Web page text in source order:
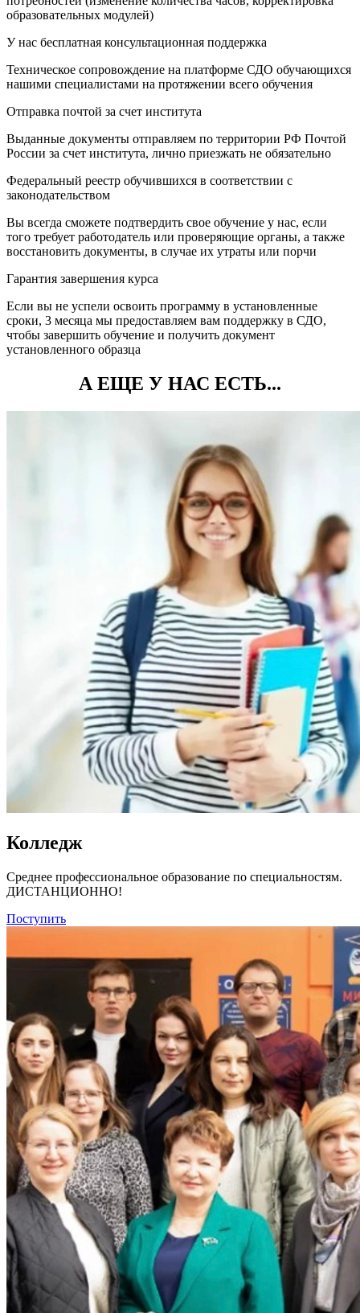
образовательных модулей)
У нас бесплатная консультационная поддержка
Техническое сопровождение на платформе СДО обучающихся
нашими специалистами на протяжении всего обучения
Отправка почтой за счет института
Выданные документы отправляем по территории РФ Почтой
России за счет института, лично приезжать не обязательно
Федеральный реестр обучившихся в соответствии с
законодательством
Вы всегда сможете подтвердить свое обучение у нас, если
того требует работодатель или проверяющие органы, а также
восстановить документы, в случае их утраты или порчи
Гарантия завершения курса
Если вы не успели освоить программу в установленные
сроки, 3 месяца мы предоставляем вам поддержку в СДО,
чтобы завершить обучение и получить документ
установленного образца
А ЕЩЕ У НАС ЕСТЬ...
Колледж
Среднее профессиональное образование по специальностям.
ДИСТАНЦИОННО!
Поступить